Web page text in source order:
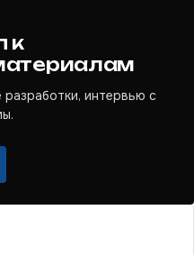
к
интервью с